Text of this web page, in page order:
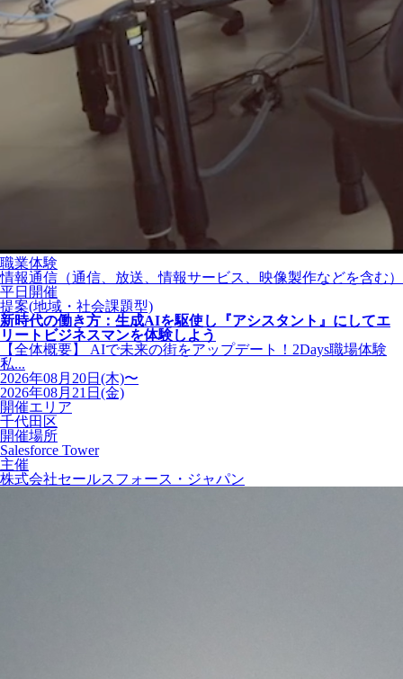
職業体験
情報通信（通信、放送、情報サービス、映像製作などを含む）
平日開催
提案(地域・社会課題型)
新時代の働き方：生成AIを駆使し『アシスタント』にしてエ
リートビジネスマンを体験しよう
【全体概要】 AIで未来の街をアップデート！2Days職場体験
私...
2026年08月20日(木)〜
2026年08月21日(金)
開催エリア
千代田区
開催場所
Salesforce Tower
主催
株式会社セールスフォース・ジャパン